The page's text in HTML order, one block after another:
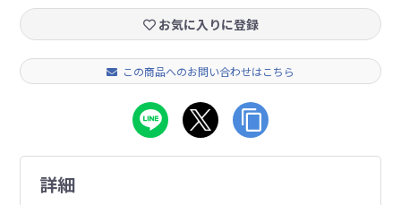
お気に入りに登録
この商品へのお問い合わせはこちら
詳細